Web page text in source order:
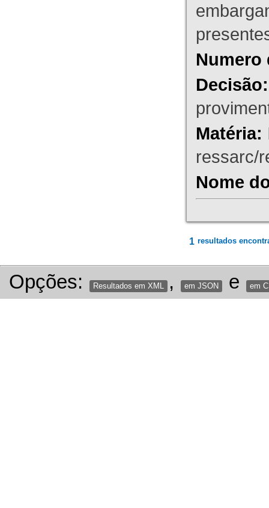
Numero
Decisão:
Matéria:
ressarc/
Nome
1 resultados
Opções: Resultados em XML , em JSON e em